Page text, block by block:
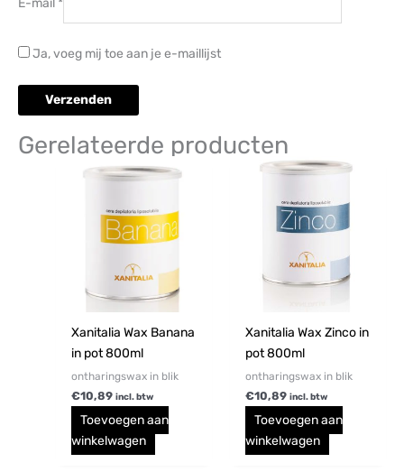
Ja, voeg mij toe aan je e-maillijst
Gerelateerde producten
Xanitalia Wax Banana
in pot 800ml
ontharingswax in blik
€10,89 incl. btw
Toevoegen aan
winkelwagen
Xanitalia Wax Zinco in
pot 800ml
ontharingswax in blik
€10,89 incl. btw
Toevoegen aan
winkelwagen